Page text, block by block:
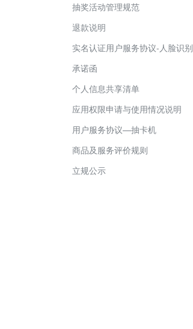
抽奖活动管理规范
退款说明
实名认证用户服务协议-人脸识别
承诺函
个人信息共享清单
应用权限申请与使用情况说明
用户服务协议—抽卡机
商品及服务评价规则
立规公示